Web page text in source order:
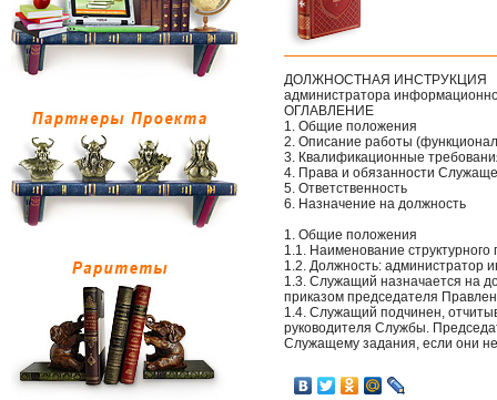
ДОЛЖНОСТНАЯ ИНСТРУКЦИЯ
администратора
ОГЛАВЛЕНИЕ
1. Общие положения
2. Описание работы
3. Квалификационные
4. Права и обязанности
5. Ответственность
6. Назначение на должность
1. Общие положения
1.1. Наименование
1.2. Должность: администратор
1.3. Служащий назначается на
приказом председателя
1.4. Служащий подчинен,
руководителя Службы.
Служащему задания, если они